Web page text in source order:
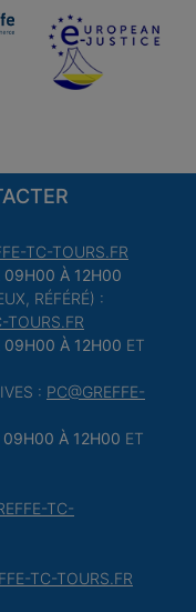
TC-TOURS.FR
09H00 À 12H00
RÉFÉRÉ) :
TOURS.FR
09H00 À 12H00 ET
: PC@GREFFE-
09H00 À 12H00 ET
TC-
TC-TOURS.FR